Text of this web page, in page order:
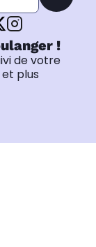
!
de votre
plus